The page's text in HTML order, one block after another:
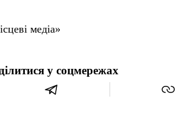
медіа»
у соцмережах